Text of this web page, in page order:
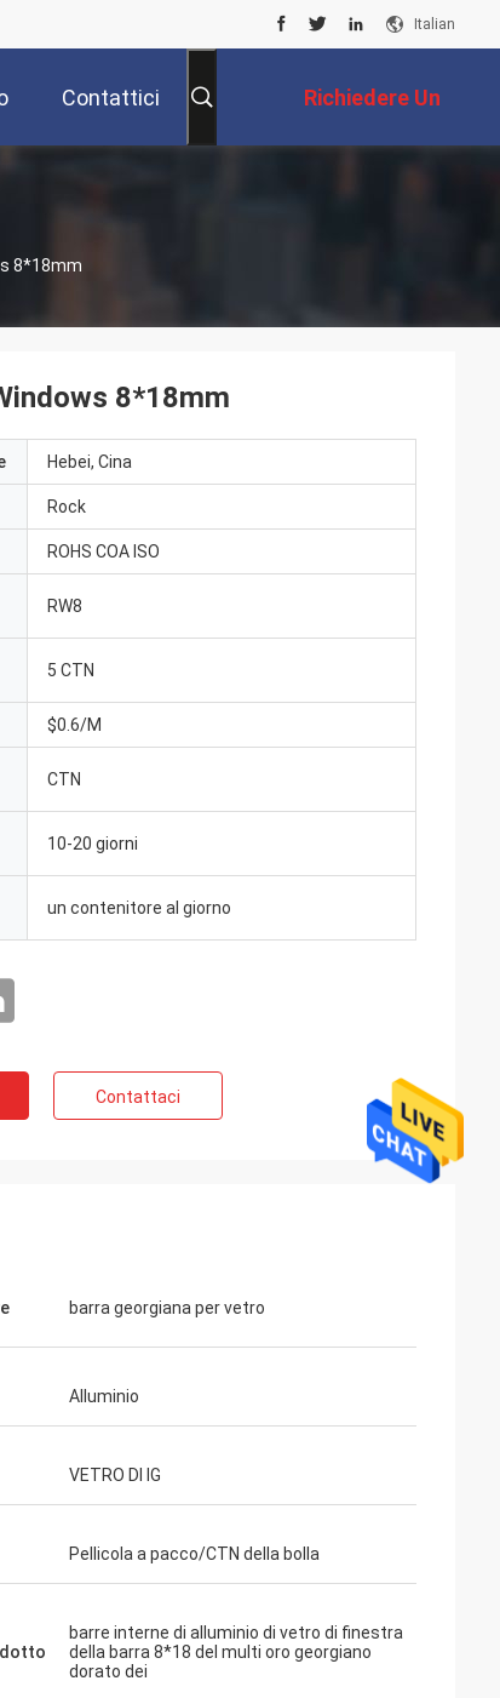
Italian
Contattici Richiedere Un
Preventivo
8*18mm
8*18mm
Hebei, Cina
Rock
ROHS COA ISO
RW8
5 CTN
$0.6/M
CTN
10-20 giorni
un contenitore al giorno
Contattaci
barra georgiana per vetro
Alluminio
VETRO DI IG
Pellicola a pacco/CTN della bolla
barre interne di alluminio di vetro di finestra
della barra 8*18 del multi oro georgiano
dorato dei